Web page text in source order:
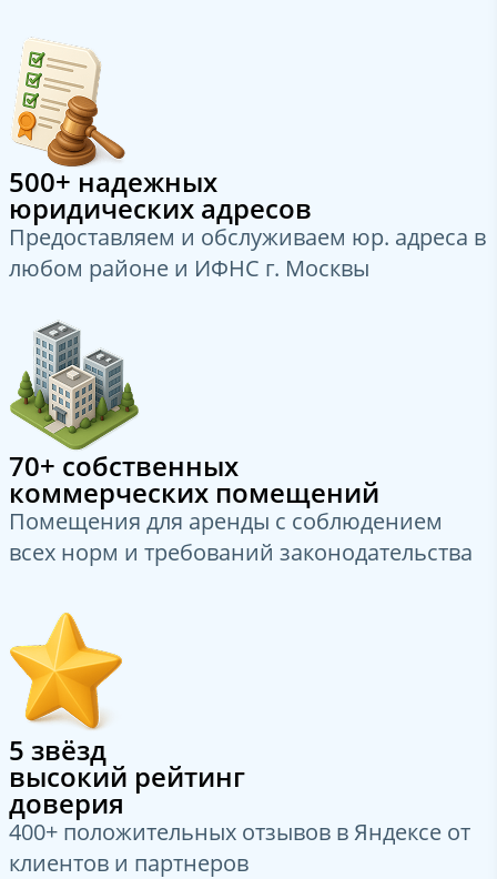
500+ надежных
юридических адресов
Предоставляем и обслуживаем юр. адреса в
любом районе и ИФНС г. Москвы
70+ собственных
коммерческих помещений
Помещения для аренды с соблюдением
всех норм и требований законодательства
5 звёзд
высокий рейтинг
доверия
400+ положительных отзывов в Яндексе от
клиентов и партнеров